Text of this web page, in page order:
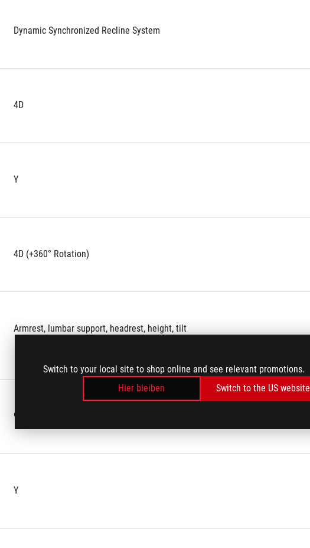
Switch to your local site to shop online and see relevant promotions.
Hier bleiben
Switch to the US website
Dynamic Synchronized Recline System
4D
Y
4D (+360° Rotation)
Armrest, lumbar support, headrest, height, tilt
90 - 155° (20 sections)
Y